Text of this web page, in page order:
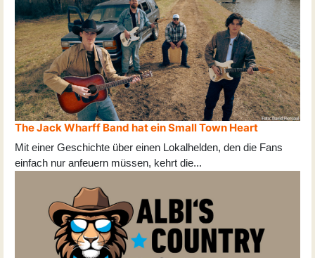
The Jack Wharff Band hat ein Small Town Heart
Mit einer Geschichte über einen Lokalhelden, den die Fans
einfach nur anfeuern müssen, kehrt die...